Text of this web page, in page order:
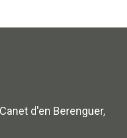
d'en Berenguer,